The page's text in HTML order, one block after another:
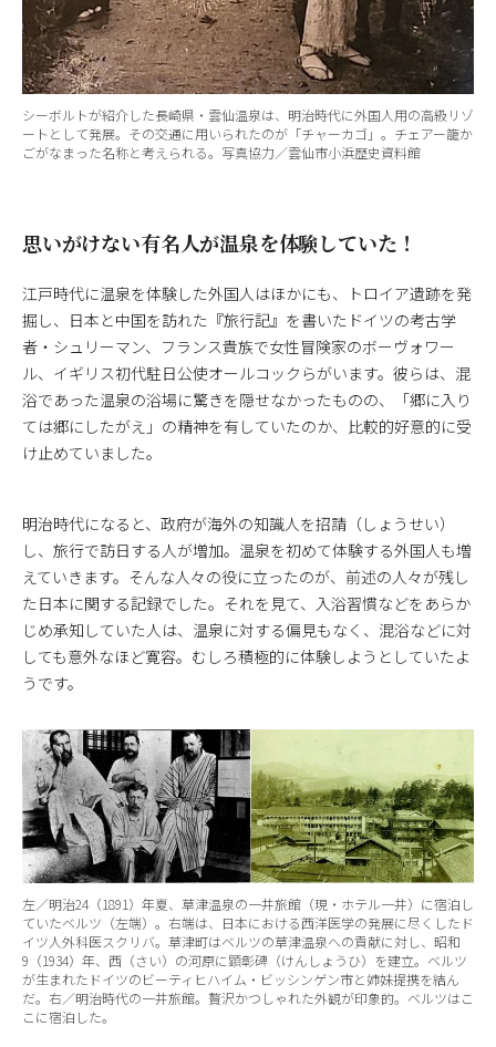
シーボルトが紹介した長崎県・雲仙温泉は、明治時代に外国人用の高級リゾ
ートとして発展。その交通に用いられたのが「チャーカゴ」。チェアー籠か
ごがなまった名称と考えられる。写真協力／雲仙市小浜歴史資料館
思いがけない有名人が温泉を体験していた！
江戸時代に温泉を体験した外国人はほかにも、トロイア遺跡を発
掘し、日本と中国を訪れた『旅行記』を書いたドイツの考古学
者・シュリーマン、フランス貴族で女性冒険家のボーヴォワー
ル、イギリス初代駐日公使オールコックらがいます。彼らは、混
浴であった温泉の浴場に驚きを隠せなかったものの、「郷に入り
ては郷にしたがえ」の精神を有していたのか、比較的好意的に受
け止めていました。
明治時代になると、政府が海外の知識人を招請（しょうせい）
し、旅行で訪日する人が増加。温泉を初めて体験する外国人も増
えていきます。そんな人々の役に立ったのが、前述の人々が残し
た日本に関する記録でした。それを見て、入浴習慣などをあらか
じめ承知していた人は、温泉に対する偏見もなく、混浴などに対
しても意外なほど寛容。むしろ積極的に体験しようとしていたよ
うです。
左／明治24（1891）年夏、草津温泉の一井旅館（現・ホテル一井）に宿泊し
ていたベルツ（左端）。右端は、日本における西洋医学の発展に尽くしたド
イツ人外科医スクリバ。草津町はベルツの草津温泉への貢献に対し、昭和
9（1934）年、西（さい）の河原に顕彰碑（けんしょうひ）を建立。ベルツ
が生まれたドイツのビーティヒハイム・ビッシンゲン市と姉妹提携を結ん
だ。右／明治時代の一井旅館。贅沢かつしゃれた外観が印象的。ベルツはこ
こに宿泊した。